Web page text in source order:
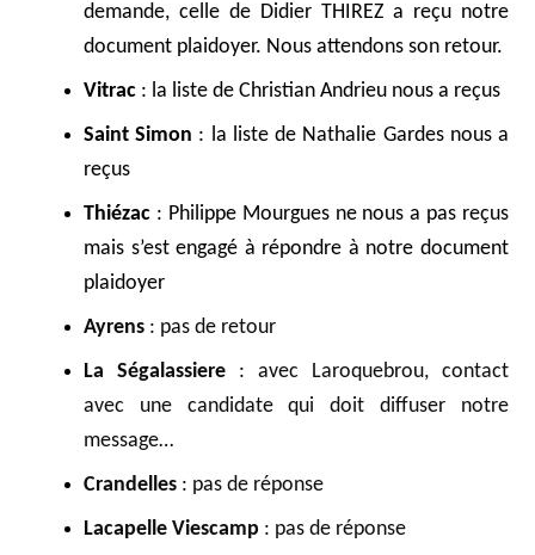
demande, celle de Didier THIREZ a reçu notre
document plaidoyer. Nous attendons son retour.
Vitrac : la liste de Christian Andrieu nous a reçus
Saint Simon : la liste de Nathalie Gardes nous a
reçus
Thiézac : Philippe Mourgues ne nous a pas reçus
mais s’est engagé à répondre à notre document
plaidoyer
Ayrens : pas de retour
La Ségalassiere : avec Laroquebrou, contact
avec une candidate qui doit diffuser notre
message…
Crandelles : pas de réponse
Lacapelle Viescamp : pas de réponse